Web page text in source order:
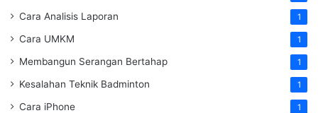
Cara Analisis Laporan 1
Cara UMKM 1
Membangun Serangan Bertahap 1
Kesalahan Teknik Badminton 1
Cara iPhone 1